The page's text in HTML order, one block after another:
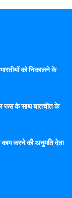
को निकालने के
रूस के साथ बातचीत के
काम करने की अनुमति देता